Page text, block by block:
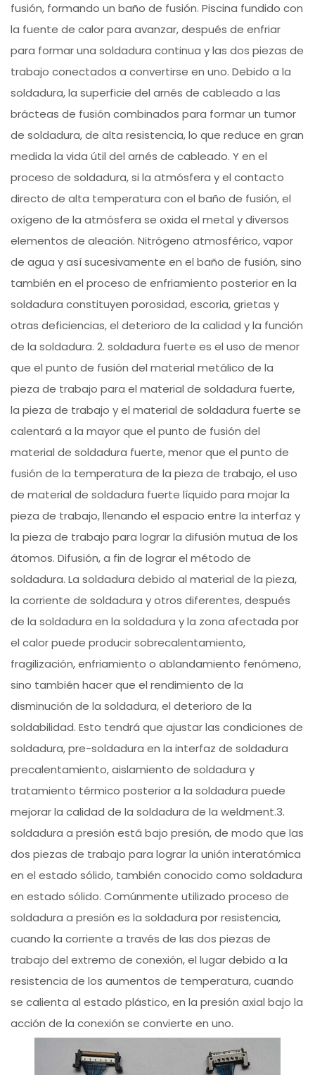
fusión, formando un baño de fusión. Piscina fundido con
la fuente de calor para avanzar, después de enfriar
para formar una soldadura continua y las dos piezas de
trabajo conectados a convertirse en uno. Debido a la
soldadura, la superficie del arnés de cableado a las
brácteas de fusión combinados para formar un tumor
de soldadura, de alta resistencia, lo que reduce en gran
medida la vida útil del arnés de cableado. Y en el
proceso de soldadura, si la atmósfera y el contacto
directo de alta temperatura con el baño de fusión, el
oxígeno de la atmósfera se oxida el metal y diversos
elementos de aleación. Nitrógeno atmosférico, vapor
de agua y así sucesivamente en el baño de fusión, sino
también en el proceso de enfriamiento posterior en la
soldadura constituyen porosidad, escoria, grietas y
otras deficiencias, el deterioro de la calidad y la función
de la soldadura. 2. soldadura fuerte es el uso de menor
que el punto de fusión del material metálico de la
pieza de trabajo para el material de soldadura fuerte,
la pieza de trabajo y el material de soldadura fuerte se
calentará a la mayor que el punto de fusión del
material de soldadura fuerte, menor que el punto de
fusión de la temperatura de la pieza de trabajo, el uso
de material de soldadura fuerte líquido para mojar la
pieza de trabajo, llenando el espacio entre la interfaz y
la pieza de trabajo para lograr la difusión mutua de los
átomos. Difusión, a fin de lograr el método de
soldadura. La soldadura debido al material de la pieza,
la corriente de soldadura y otros diferentes, después
de la soldadura en la soldadura y la zona afectada por
el calor puede producir sobrecalentamiento,
fragilización, enfriamiento o ablandamiento fenómeno,
sino también hacer que el rendimiento de la
disminución de la soldadura, el deterioro de la
soldabilidad. Esto tendrá que ajustar las condiciones de
soldadura, pre-soldadura en la interfaz de soldadura
precalentamiento, aislamiento de soldadura y
tratamiento térmico posterior a la soldadura puede
mejorar la calidad de la soldadura de la weldment.3.
soldadura a presión está bajo presión, de modo que las
dos piezas de trabajo para lograr la unión interatómica
en el estado sólido, también conocido como soldadura
en estado sólido. Comúnmente utilizado proceso de
soldadura a presión es la soldadura por resistencia,
cuando la corriente a través de las dos piezas de
trabajo del extremo de conexión, el lugar debido a la
resistencia de los aumentos de temperatura, cuando
se calienta al estado plástico, en la presión axial bajo la
acción de la conexión se convierte en uno.